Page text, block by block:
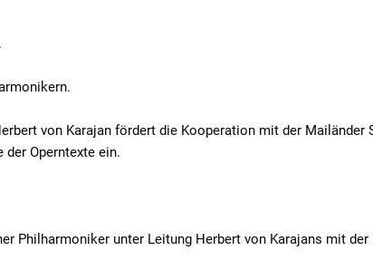
von Karajan fördert die Kooperation mit der
Operntexte ein.
Philharmoniker unter Leitung Herbert von Karajans mit